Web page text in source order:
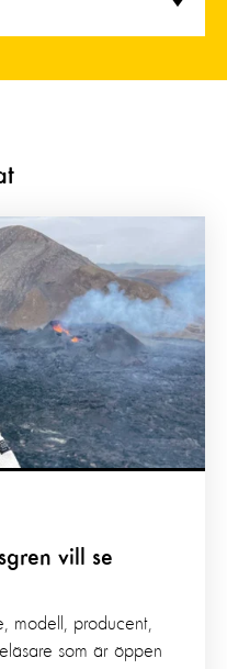
vill se
modell, producent,
som är öppen